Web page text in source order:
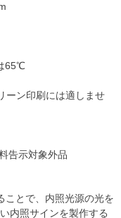
65℃
ーン印刷には適しませ
告示対象外品
ことで、内照光源の光を
内照サインを製作する